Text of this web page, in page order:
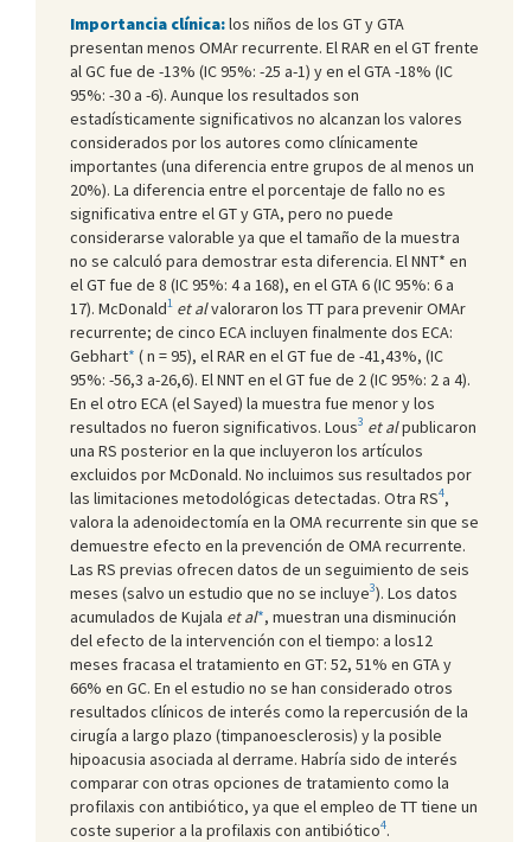
Importancia clínica:los niños de los GT y GTA
presentan menos OMAr recurrente. El RAR en el GT frente
al GC fue de -13% (IC 95%: -25 a-1) y en el GTA -18% (IC
95%: -30 a -6). Aunque los resultados son
estadísticamente significativos no alcanzan los valores
considerados por los autores como clínicamente
importantes (una diferencia entre grupos de al menos un
20%). La diferencia entre el porcentaje de fallo no es
significativa entre el GT y GTA, pero no puede
considerarse valorable ya que el tamaño de la muestra
no se calculó para demostrar esta diferencia. El NNT* en
el GT fue de 8 (IC 95%: 4 a 168), en el GTA 6 (IC 95%: 6 a
17). McDonald1 et alvaloraron los TT para prevenir OMAr
recurrente; de cinco ECA incluyen finalmente dos ECA:
Gebhart* ( n = 95), el RAR en el GT fue de -41,43%, (IC
95%: -56,3 a-26,6). El NNT en el GT fue de 2 (IC 95%: 2 a 4).
En el otro ECA (el Sayed) la muestra fue menor y los
resultados no fueron significativos. Lous3 et alpublicaron
una RS posterior en la que incluyeron los artículos
excluidos por McDonald. No incluimos sus resultados por
las limitaciones metodológicas detectadas. Otra RS4,
valora la adenoidectomía en la OMA recurrente sin que se
demuestre efecto en la prevención de OMA recurrente.
Las RS previas ofrecen datos de un seguimiento de seis
meses (salvo un estudio que no se incluye3). Los datos
acumulados de Kujala et al*, muestran una disminución
del efecto de la intervención con el tiempo: a los12
meses fracasa el tratamiento en GT: 52, 51% en GTA y
66% en GC. En el estudio no se han considerado otros
resultados clínicos de interés como la repercusión de la
cirugía a largo plazo (timpanoesclerosis) y la posible
hipoacusia asociada al derrame. Habría sido de interés
comparar con otras opciones de tratamiento como la
profilaxis con antibiótico, ya que el empleo de TT tiene un
coste superior a la profilaxis con antibiótico4.